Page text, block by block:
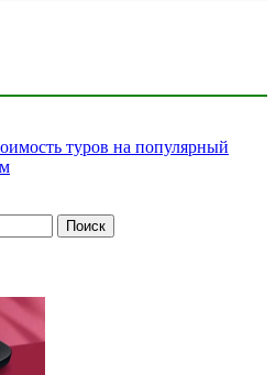
туров на популярный